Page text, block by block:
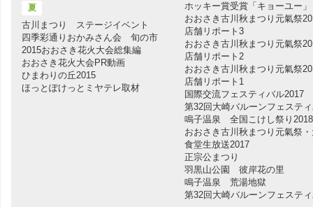
夏
古川まつり ステージイベント
四季彩通りおかみさん会 旬の市
2015おおさき花火大会総集編
おおさき花火大会PR動画
ひまわりの丘2015
ほっとぽけっとミヤテレ取材
ホッキー賞受賞「キョーユー」
おおさき古川秋まつり元氣祭
店舗リポート3
おおさき古川秋まつり元氣祭
店舗リポート2
おおさき古川秋まつり元氣祭
店舗リポート1
国際交流フェスティバル2017
第32回大崎バルーンフェステ
鳴子温泉 全国こけし祭り2018
おおさき古川秋まつり元氣祭
食堂生放送2017
正宗公まつり
羽黒山公園 彼岸花の里
鳴子温泉 荒湯地獄
第32回大崎バルーンフェステ